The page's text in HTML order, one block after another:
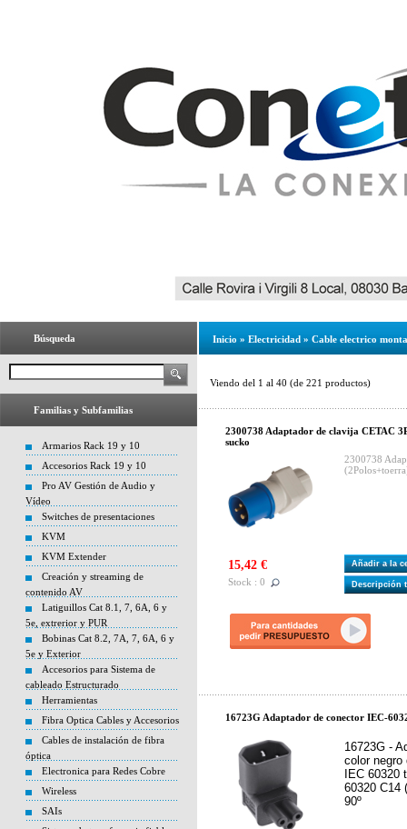
Búsqueda
Familias y Subfamilias
Armarios Rack 19 y 10
Accesorios Rack 19 y 10
Pro AV Gestión de Audio y
Vídeo
Switches de presentaciones
KVM
KVM Extender
Creación y streaming de
contenido AV
Latiguillos Cat 8.1, 7, 6A, 6 y
5e, extrerior y PUR
Bobinas Cat 8.2, 7A, 7, 6A, 6 y
5e y Exterior
Accesorios para Sistema de
cableado Estructurado
Herramientas
Fibra Optica Cables y Accesorios
Cables de instalación de fibra
óptica
Electronica para Redes Cobre
Wireless
SAIs
Inicio » Electricidad » Cable electrico
Viendo del 1 al 40 (de 221 productos)
2300738 Adaptador de clavija CETAC
sucko
2300738
15,42 €
Stock : 0
Añadir a la
Descripción
16723G Adaptador de conector IEC-
16723G -
color negro
IEC 60320
60320 C14
90º